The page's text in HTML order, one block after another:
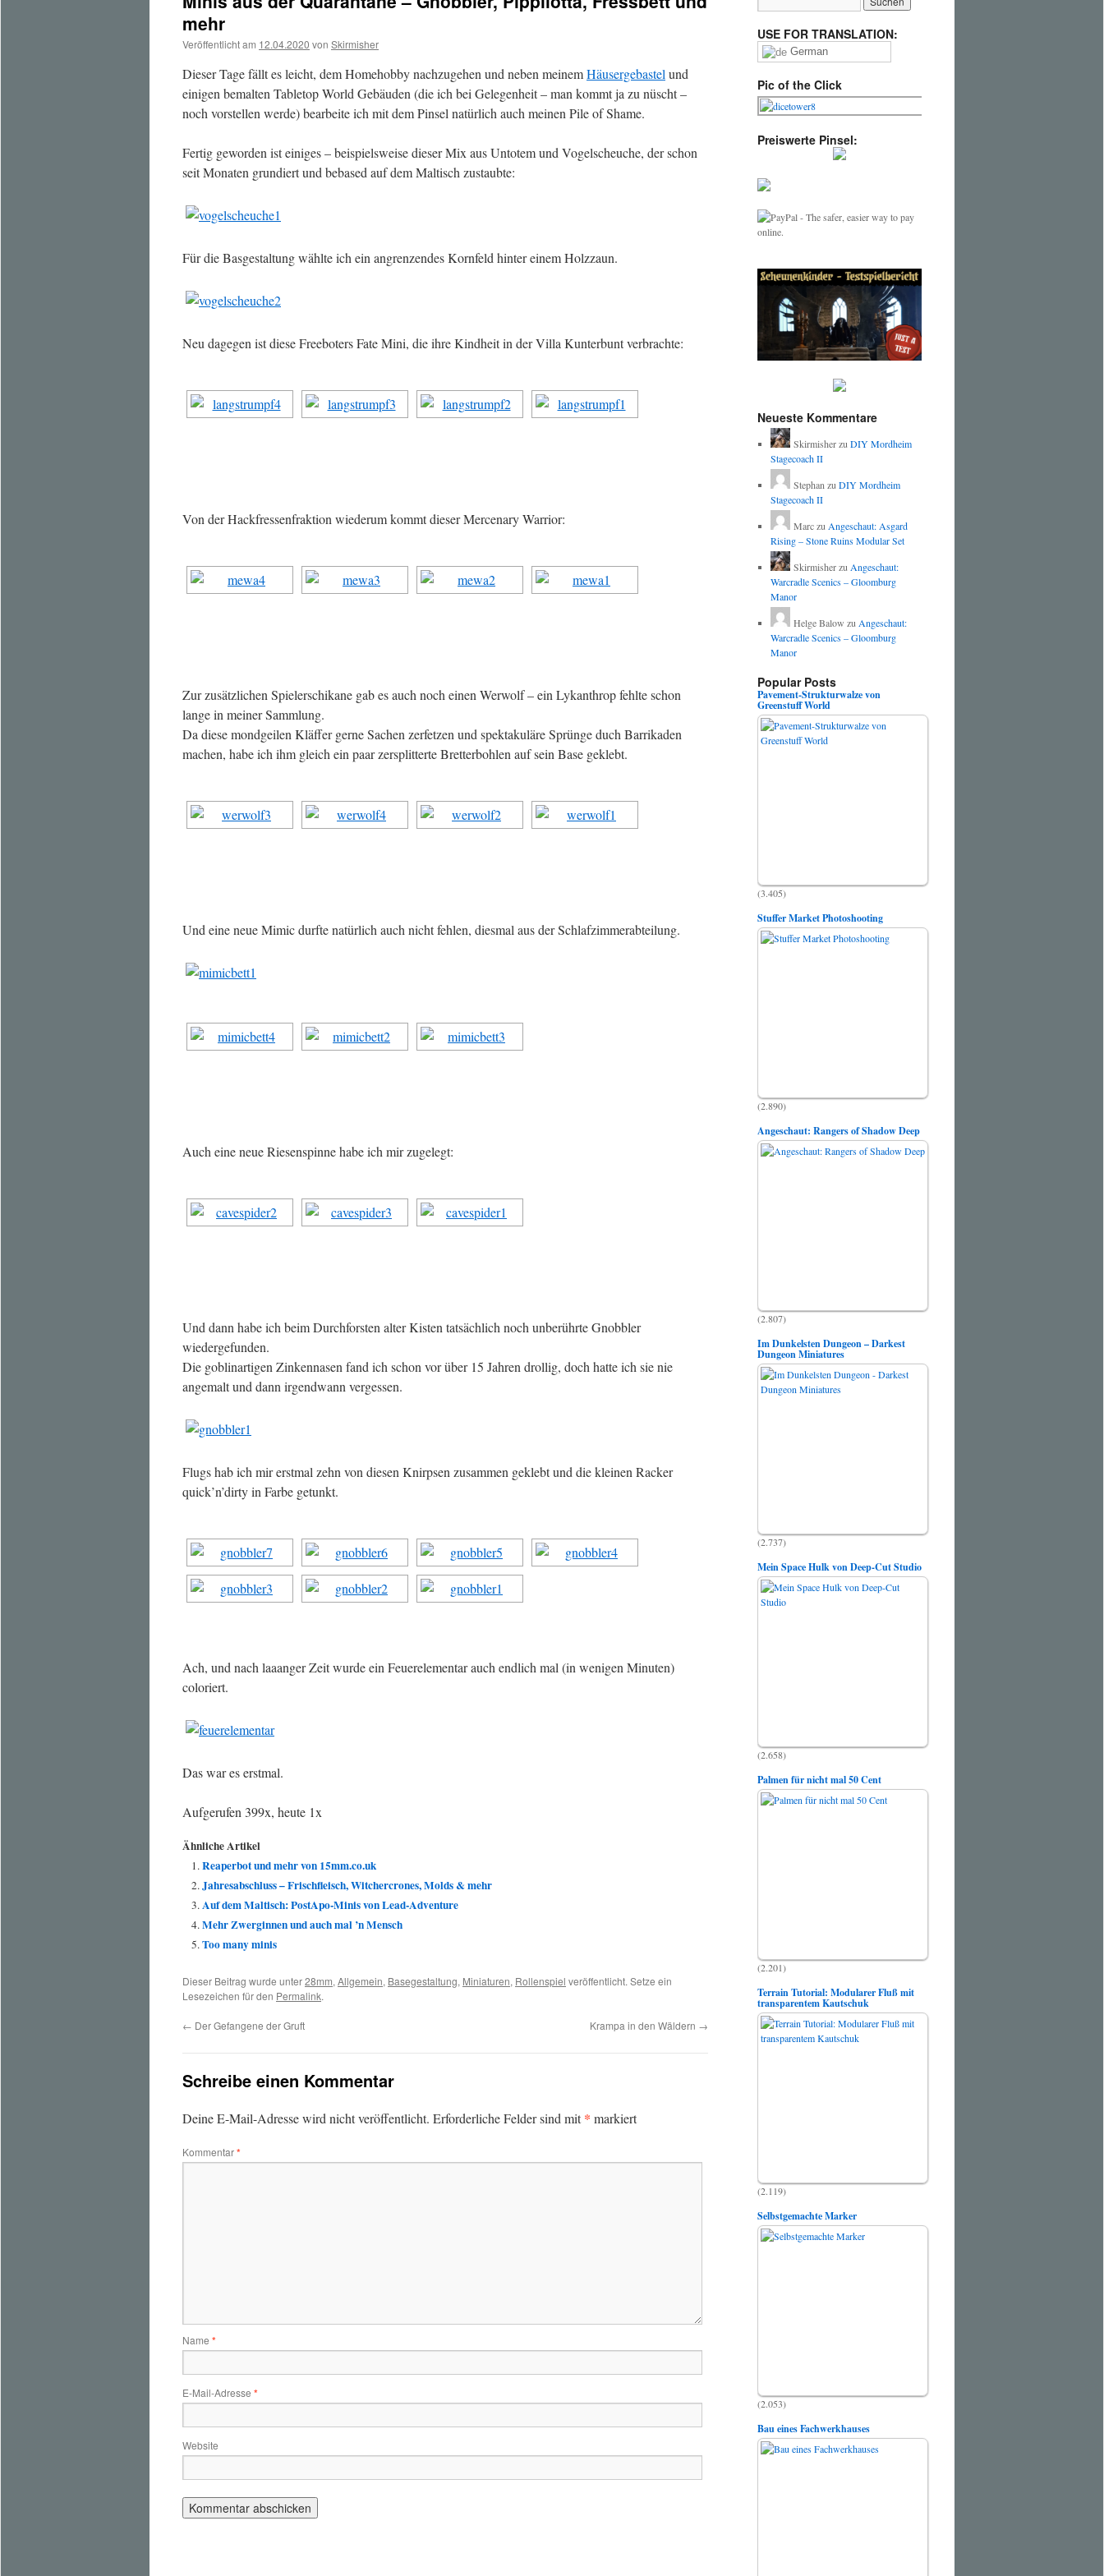
mehr
Veröffentlicht am 12.04.2020 von Skirmisher
Dieser Tage fällt es leicht, dem Homehobby nachzugehen und neben meinemHäusergebastel und
einigen bemalten Tabletop World Gebäuden (die ich bei Gelegenheit – man kommt ja zu nüscht –
noch vorstellen werde) bearbeite ich mit dem Pinsel natürlich auch meinen Pile of Shame.
Fertig geworden ist einiges – beispielsweise dieser Mix aus Untotem und Vogelscheuche, der schon
seit Monaten grundiert und bebased auf dem Maltisch zustaubte:
Für die Basgestaltung wählte ich ein angrenzendes Kornfeld hinter einem Holzzaun.
Neu dagegen ist diese Freeboters Fate Mini, die ihre Kindheit in der Villa Kunterbunt verbrachte:
Von der Hackfressenfraktion wiederum kommt dieser Mercenary Warrior:
Zur zusätzlichen Spielerschikane gab es auch noch einen Werwolf – ein Lykanthrop fehlte schon
lange in meiner Sammlung.
Da diese mondgeilen Kläffer gerne Sachen zerfetzen und spektakuläre Sprünge duch Barrikaden
machen, habe ich ihm gleich ein paar zersplitterte Bretterbohlen auf sein Base geklebt.
Und eine neue Mimic durfte natürlich auch nicht fehlen, diesmal aus der Schlafzimmerabteilung.
Auch eine neue Riesenspinne habe ich mir zugelegt:
Und dann habe ich beim Durchforsten alter Kisten tatsächlich noch unberührte Gnobbler
wiedergefunden.
Die goblinartigen Zinkennasen fand ich schon vor über 15 Jahren drollig, doch hatte ich sie nie
angemalt und dann irgendwann vergessen.
Flugs hab ich mir erstmal zehn von diesen Knirpsen zusammen geklebt und die kleinen Racker
quick’n’dirty in Farbe getunkt.
Ach, und nach laaanger Zeit wurde ein Feuerelementar auch endlich mal (in wenigen Minuten)
coloriert.
Das war es erstmal.
Aufgerufen 399x, heute 1x
Ähnliche Artikel
Reaperbot und mehr von 15mm.co.uk
Jahresabschluss – Frischfleisch, Witchercrones, Molds & mehr
Auf dem Maltisch: PostApo-Minis von Lead-Adventure
Mehr Zwerginnen und auch mal ’n Mensch
Too many minis
Dieser Beitrag wurde unter28mm, Allgemein, Basegestaltung, Miniaturen, Rollenspiel veröffentlicht. Setze ein
Lesezeichen für den Permalink.
← Der Gefangene der Gruft Krampa in den Wäldern →
Schreibe einen Kommentar
Deine E-Mail-Adresse wird nicht veröffentlicht. Erforderliche Felder sind mit* markiert
Kommentar*
Name *
E-Mail-Adresse *
Website
USE FOR TRANSLATION:
German
Pic of the Click
Preiswerte Pinsel:
Neueste Kommentare
SkirmisherzuDIY Mordheim
Stagecoach II
StephanzuDIY Mordheim
Stagecoach II
MarczuAngeschaut: Asgard
Rising – Stone Ruins Modular Set
SkirmisherzuAngeschaut:
Warcradle Scenics – Gloomburg
Manor
Helge Balow zuAngeschaut:
Warcradle Scenics – Gloomburg
Manor
Popular Posts
Pavement-Strukturwalze von
Greenstuff World
(3.405)
Stuffer Market Photoshooting
(2.890)
Angeschaut: Rangers of Shadow Deep
(2.807)
Im Dunkelsten Dungeon – Darkest
Dungeon Miniatures
(2.737)
Mein Space Hulk von Deep-Cut Studio
(2.658)
Palmen für nicht mal 50 Cent
(2.201)
Terrain Tutorial: Modularer Fluß mit
transparentem Kautschuk
(2.119)
Selbstgemachte Marker
(2.053)
Bau eines Fachwerkhauses